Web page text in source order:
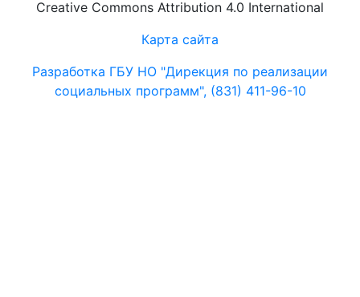
Creative Commons Attribution 4.0 International
Карта сайта
Разработка ГБУ НО "Дирекция по реализации
социальных программ", (831) 411-96-10